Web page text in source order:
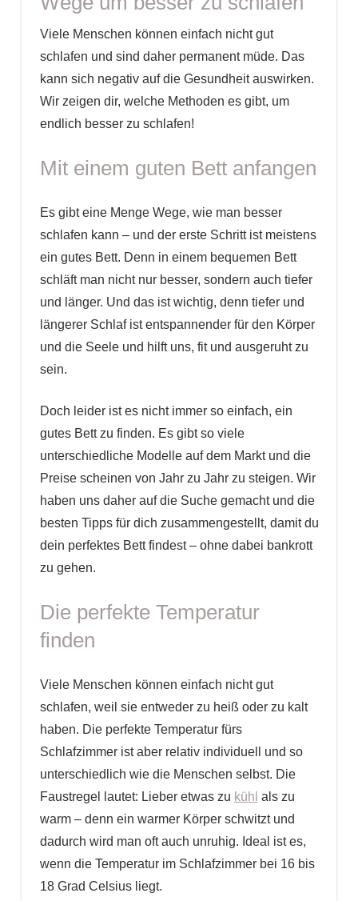
Viele Menschen können einfach nicht gut
schlafen und sind daher permanent müde. Das
kann sich negativ auf die Gesundheit auswirken.
Wir zeigen dir, welche Methoden es gibt, um
endlich besser zu schlafen!
Mit einem guten Bett anfangen
Es gibt eine Menge Wege, wie man besser
schlafen kann – und der erste Schritt ist meistens
ein gutes Bett. Denn in einem bequemen Bett
schläft man nicht nur besser, sondern auch tiefer
und länger. Und das ist wichtig, denn tiefer und
längerer Schlaf ist entspannender für den Körper
und die Seele und hilft uns, fit und ausgeruht zu
sein.
Doch leider ist es nicht immer so einfach, ein
gutes Bett zu finden. Es gibt so viele
unterschiedliche Modelle auf dem Markt und die
Preise scheinen von Jahr zu Jahr zu steigen. Wir
haben uns daher auf die Suche gemacht und die
besten Tipps für dich zusammengestellt, damit du
dein perfektes Bett findest – ohne dabei bankrott
zu gehen.
Die perfekte Temperatur
finden
Viele Menschen können einfach nicht gut
schlafen, weil sie entweder zu heiß oder zu kalt
haben. Die perfekte Temperatur fürs
Schlafzimmer ist aber relativ individuell und so
unterschiedlich wie die Menschen selbst. Die
Faustregel lautet: Lieber etwas zu kühl als zu
warm – denn ein warmer Körper schwitzt und
dadurch wird man oft auch unruhig. Ideal ist es,
wenn die Temperatur im Schlafzimmer bei 16 bis
18 Grad Celsius liegt.